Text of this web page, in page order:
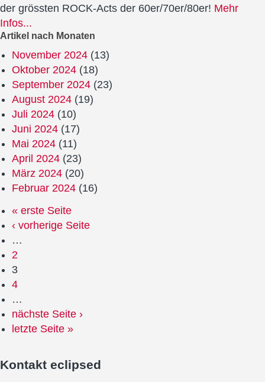
der grössten ROCK-Acts der 60er/70er/80er! Mehr
Infos...
Artikel nach Monaten
November 2024 (13)
Oktober 2024 (18)
September 2024 (23)
August 2024 (19)
Juli 2024 (10)
Juni 2024 (17)
Mai 2024 (11)
April 2024 (23)
März 2024 (20)
Februar 2024 (16)
« erste Seite
‹ vorherige Seite
…
2
3
4
…
nächste Seite ›
letzte Seite »
Kontakt eclipsed